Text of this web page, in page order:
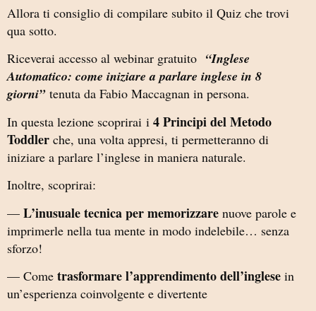
Allora ti consiglio di compilare subito il Quiz che trovi
qua sotto.
Riceverai accesso al webinar gratuito “Inglese
Automatico: come iniziare a parlare inglese in 8
giorni” tenuta da Fabio Maccagnan in persona.
In questa lezione scoprirai i 4 Principi del Metodo
Toddler che, una volta appresi, ti permetteranno di
iniziare a parlare l’inglese in maniera naturale.
Inoltre, scoprirai:
— L’inusuale tecnica per memorizzare nuove parole e
imprimerle nella tua mente in modo indelebile… senza
sforzo!
— Come trasformare l’apprendimento dell’inglese in
un’esperienza coinvolgente e divertente